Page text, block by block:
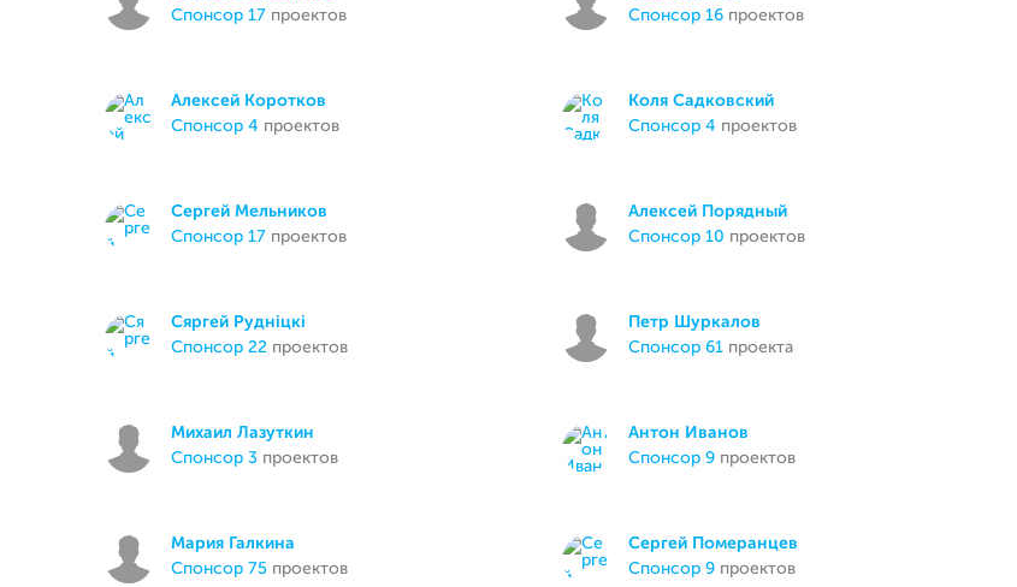
спонсор 17 проектов
спонсор 16 проектов
Алексей Коротков
спонсор 4 проектов
Коля Садковский
спонсор 4 проектов
Сергей Мельников
спонсор 17 проектов
Алексей Порядный
спонсор 10 проектов
Сяргей Руднiцкi
спонсор 22 проектов
Петр Шуркалов
спонсор 61 проекта
Михаил Лазуткин
спонсор 3 проектов
Антон Иванов
спонсор 9 проектов
Мария Галкина
спонсор 75 проектов
Сергей Померанцев
спонсор 9 проектов